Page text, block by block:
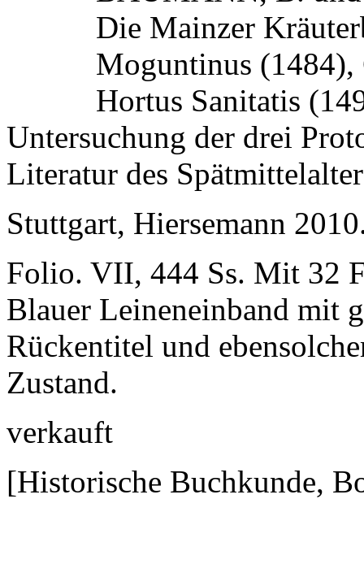
Die Mainzer
Moguntinus (1484),
Hortus Sanitatis
Untersuchung der drei
Literatur des
Stuttgart, Hiersemann
Folio. VII, 444 Ss. Mit 32
Blauer Leineneinband mit
Rückentitel und
Zustand.
verkauft
[Historische Buchkunde,